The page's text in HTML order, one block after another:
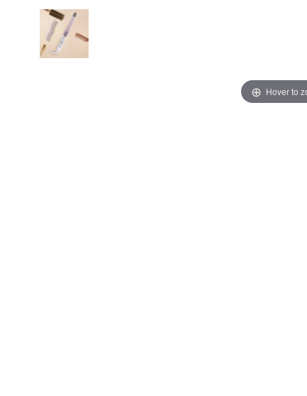
Hover to